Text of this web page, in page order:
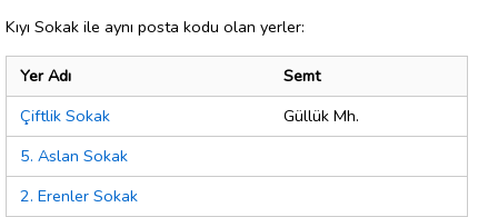
Kıyı Sokak ile aynı posta kodu olan yerler:
Yer Adı
Semt
Çiftlik Sokak
Güllük Mh.
5. Aslan Sokak
2. Erenler Sokak